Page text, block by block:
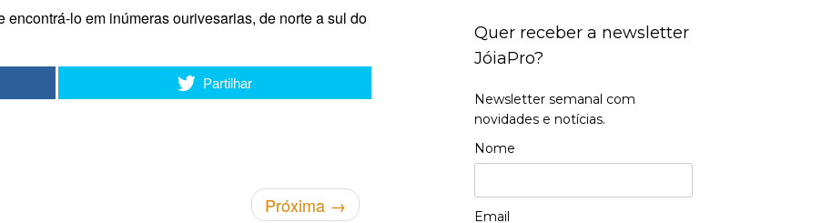
lo em inúmeras ourivesarias, de norte a sul do
Partilhar
Próxima →